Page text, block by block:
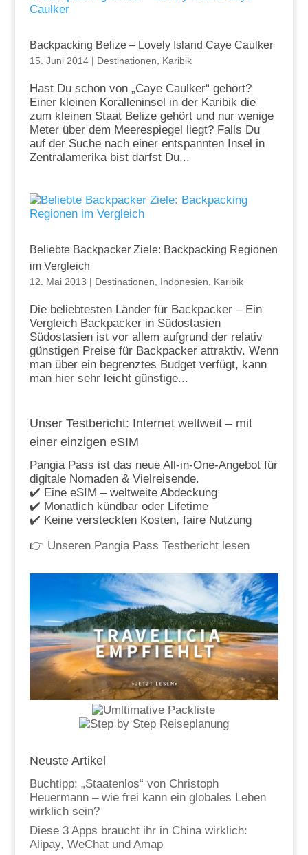
Backpacking Belize – Lovely Island Caye Caulker
15. Juni 2014| Destinationen Karibik
Hast Du schon von „Caye Caulker“ gehört?
Einer kleinen Koralleninsel in der Karibik die
zum kleinen Staat Belize gehört und nur wenige
Meter über dem Meerespiegel liegt? Falls Du
auf der Suche nach einer entspannten Insel in
Zentralamerika bist darfst Du...
Beliebte Backpacker Ziele: Backpacking Regionen
im Vergleich
12. Mai 2013 | Destinationen Indonesien Karibik
Die beliebtesten Länder für Backpacker – Ein
Vergleich Backpacker in Südostasien
Südostasien ist vor allem aufgrund der relativ
günstigen Preise für Backpacker attraktiv. Wenn
man über ein begrenztes Budget verfügt, kann
man hier sehr leicht günstige...
Unser Testbericht: Internet weltweit – mit
einer einzigen eSIM
Pangia Pass ist das neue All-in-One-Angebot für
digitale Nomaden & Vielreisende.
✔️ Eine eSIM – weltweite Abdeckung
✔️ Monatlich kündbar oder Lifetime
✔️ Keine versteckten Kosten, faire Nutzung
👉 Unseren Pangia Pass Testbericht lesen
Neuste Artikel
Buchtipp: „Staatenlos“ von Christoph
Heuermann – wie frei kann ein globales Leben
wirklich sein?
Diese 3 Apps braucht ihr in China wirklich:
Alipay, WeChat und Amap